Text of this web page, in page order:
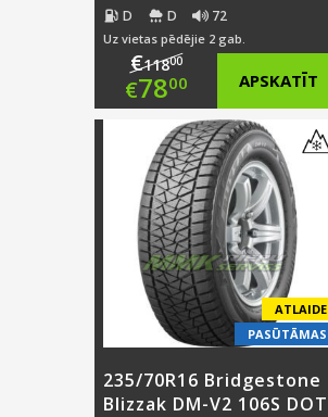
D D 72
Uz vietas pēdējie 2 gab.
€11800
Original
price
was:
€118.00.
€7800
Current
price
is:
€78.00.
APSKATĪT
ATLAIDE
PASŪTĀMAS
235/70R16 Bridgestone
Blizzak DM-V2 106S DOT